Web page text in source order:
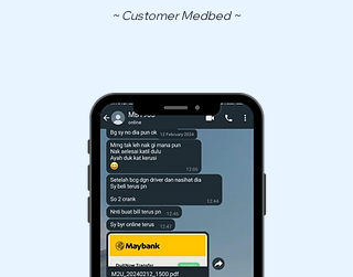
~ Customer Medbed ~